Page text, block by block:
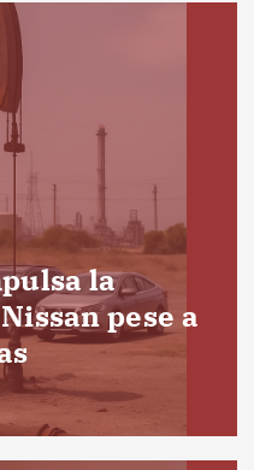
la
pese a